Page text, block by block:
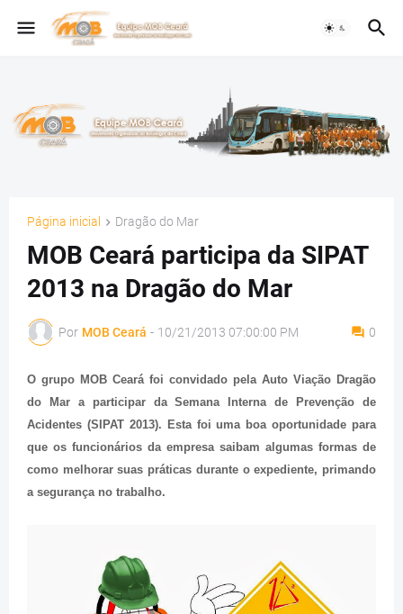
Página inicial Dragão do Mar
MOB Ceará participa da SIPAT
2013 na Dragão do Mar
Por MOB Ceará - 10/21/2013 07:00:00 PM 0
O grupo MOB Ceará foi convidado pela Auto Viação Dragão
do Mar a participar da Semana Interna de Prevenção de
Acidentes (SIPAT 2013). Esta foi uma boa oportunidade para
que os funcionários da empresa saibam algumas formas de
como melhorar suas práticas durante o expediente, primando
a segurança no trabalho.